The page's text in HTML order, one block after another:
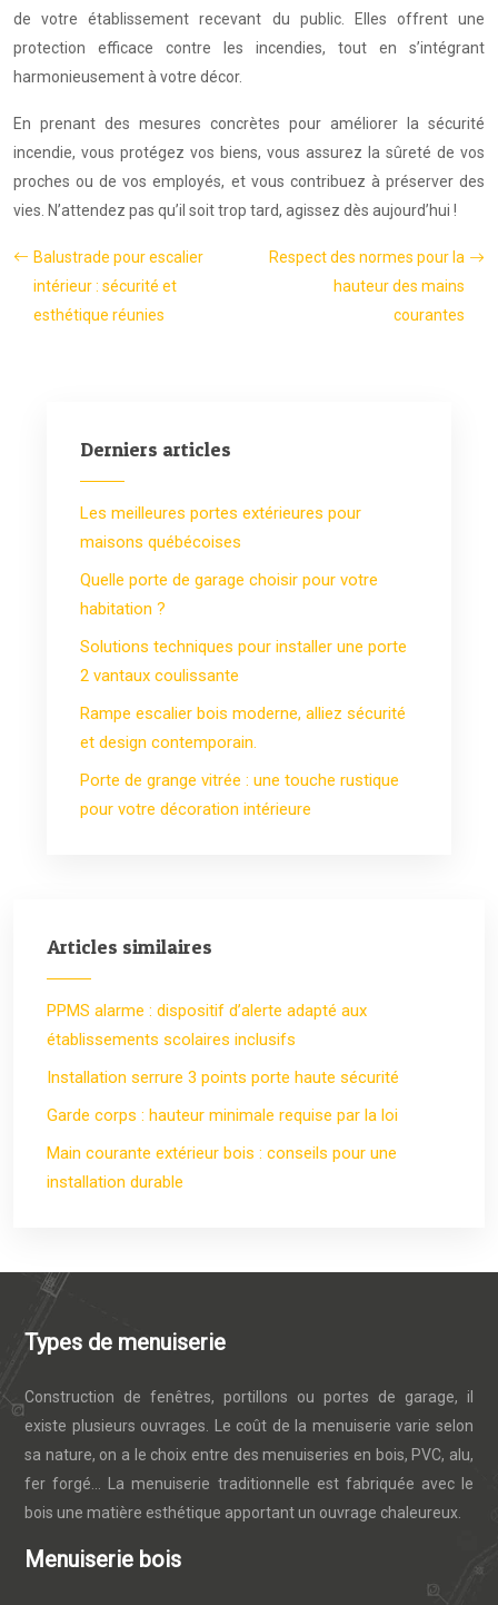
de votre établissement recevant du public. Elles offrent une
protection efficace contre les incendies, tout en s’intégrant
harmonieusement à votre décor.
En prenant des mesures concrètes pour améliorer la sécurité
incendie, vous protégez vos biens, vous assurez la sûreté de vos
proches ou de vos employés, et vous contribuez à préserver des
vies. N’attendez pas qu’il soit trop tard, agissez dès aujourd’hui !
Balustrade pour escalier
intérieur : sécurité et
esthétique réunies
Respect des normes pour la
hauteur des mains
courantes
Derniers articles
Les meilleures portes extérieures pour
maisons québécoises
Quelle porte de garage choisir pour votre
habitation ?
Solutions techniques pour installer une porte
2 vantaux coulissante
Rampe escalier bois moderne, alliez sécurité
et design contemporain.
Porte de grange vitrée : une touche rustique
pour votre décoration intérieure
Articles similaires
PPMS alarme : dispositif d’alerte adapté aux
établissements scolaires inclusifs
Installation serrure 3 points porte haute sécurité
Garde corps : hauteur minimale requise par la loi
Main courante extérieur bois : conseils pour une
installation durable
Types de menuiserie
Construction de fenêtres, portillons ou portes de garage, il
existe plusieurs ouvrages. Le coût de la menuiserie varie selon
sa nature, on a le choix entre des menuiseries en bois, PVC, alu,
fer forgé… La menuiserie traditionnelle est fabriquée avec le
bois une matière esthétique apportant un ouvrage chaleureux.
Menuiserie bois